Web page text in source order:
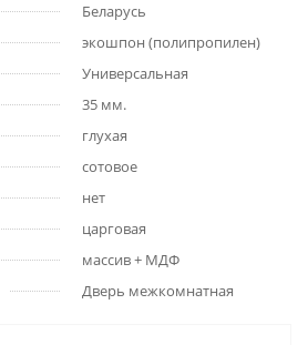
Беларусь
экошпон (полипропилен)
Универсальная
35 мм.
глухая
сотовое
нет
царговая
массив + МДФ
Дверь межкомнатная